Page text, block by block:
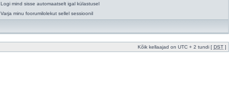
Logi mind sisse automaatselt igal külastusel
Varja minu foorumilolekut sellel sessioonil
Kõik kellaajad on UTC + 2 tundi [ DST ]